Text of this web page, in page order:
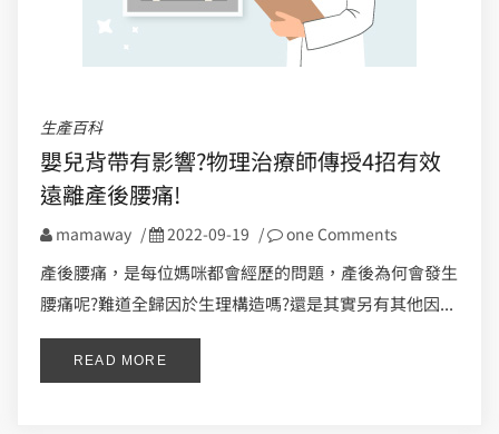
生產百科
嬰兒背帶有影響?物理治療師傳授4招有效
遠離產後腰痛!
mamaway / 2022-09-19 / one Comments
產後腰痛，是每位媽咪都會經歷的問題，產後為何會發生
腰痛呢?難道全歸因於生理構造嗎?還是其實另有其他因...
READ MORE